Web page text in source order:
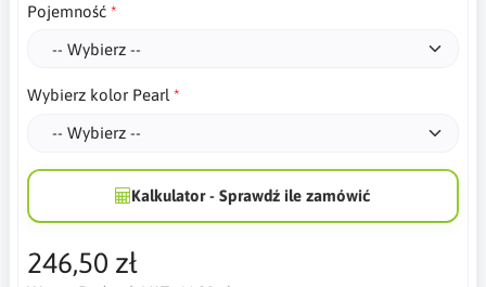
Pojemność
Wybierz kolor Pearl
Kalkulator - Sprawdź ile zamówić
246,50 zł